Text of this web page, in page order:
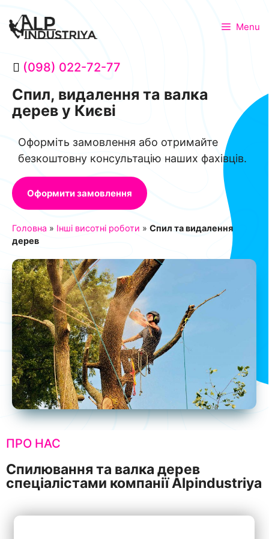
Menu
(098) 022-72-77
Спил, видалення та валка
дерев у Києві
Оформіть замовлення або отримайте
безкоштовну консультацію наших фахівців.
Оформити замовлення
Головна » Інші висотні роботи » Спил та видалення
дерев
ПРО НАС
Спилювання та валка дерев
спеціалістами компанії Alpindustriya